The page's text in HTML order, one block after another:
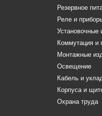
Резервное
Реле и
Установочные
Коммутация и
Монтажные
Освещение
Кабель и
Корпуса и
Охрана труда